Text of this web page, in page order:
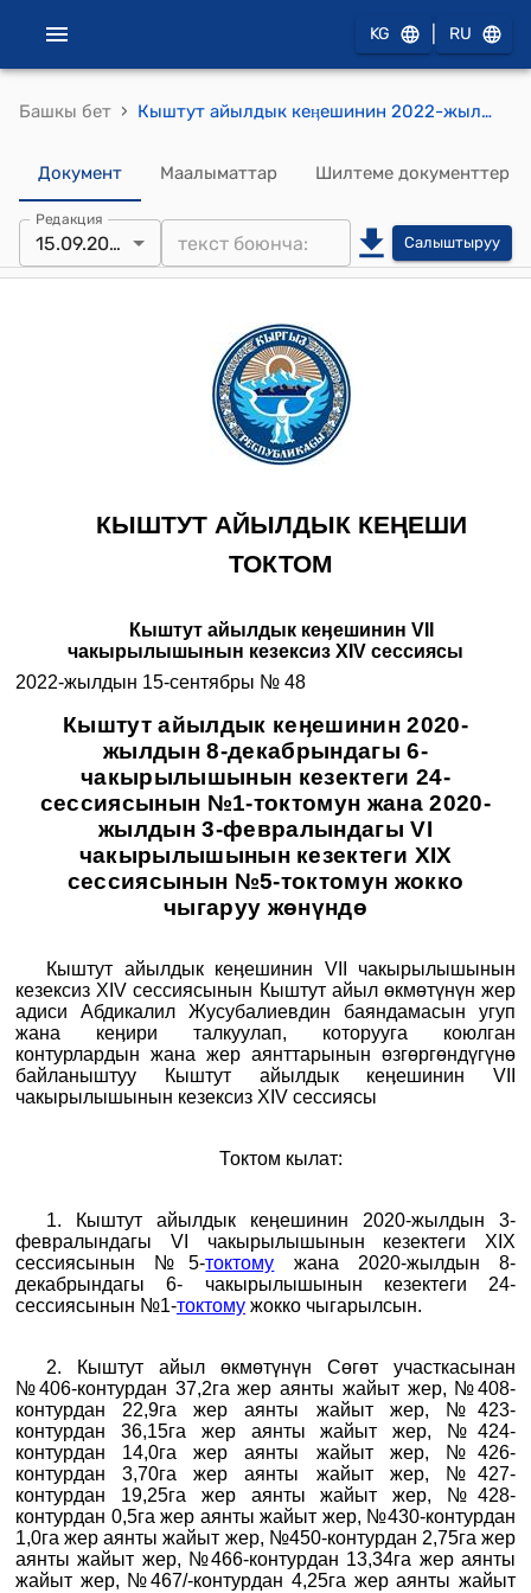
KG RU
Башкы бет › Кыштут айылдык кеӊешинин 2022-жылдын 15-сентябрындагы № 48 "Кыштут айылдык кеӊешинин 2020-жылдын 8-декабрындагы 6- чакырылышынын кезектеги 24- сессиясынын №1-токтомун жана 2020-жылдын 3-февралындагы VI чакырылышынын кезектеги XIX сессиясынын №5-токтомун жокко чыгаруу жөнүндө" токтому
Документ Маалыматтар Шилтеме документтер
Редакция
15.09.2022 Салыштыруу